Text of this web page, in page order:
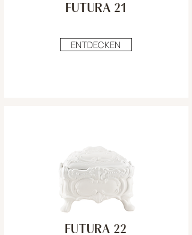
ENTDECKEN
FUTURA 21
FUTURA 22